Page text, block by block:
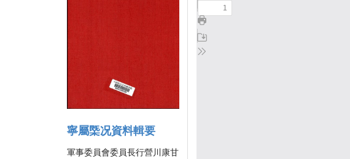
寧屬㮣况資料輯要
軍事委員會委員長行營川康甘